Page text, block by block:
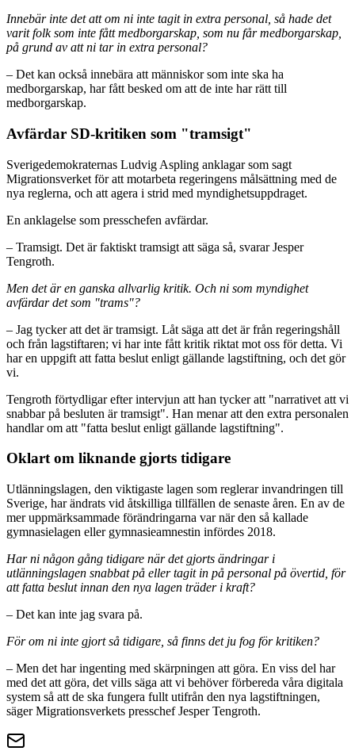
Innebär inte det att om ni inte tagit in extra personal, så hade det
varit folk som inte fått medborgarskap, som nu får medborgarskap,
på grund av att ni tar in extra personal?
– Det kan också innebära att människor som inte ska ha
medborgarskap, har fått besked om att de inte har rätt till
medborgarskap.
Avfärdar SD-kritiken som "tramsigt"
Sverigedemokraternas Ludvig Aspling anklagar som sagt
Migrationsverket för att motarbeta regeringens målsättning med de
nya reglerna, och att agera i strid med myndighetsuppdraget.
En anklagelse som presschefen avfärdar.
– Tramsigt. Det är faktiskt tramsigt att säga så, svarar Jesper
Tengroth.
Men det är en ganska allvarlig kritik. Och ni som myndighet
avfärdar det som "trams"?
– Jag tycker att det är tramsigt. Låt säga att det är från regeringshåll
och från lagstiftaren; vi har inte fått kritik riktat mot oss för detta. Vi
har en uppgift att fatta beslut enligt gällande lagstiftning, och det gör
vi.
Tengroth förtydligar efter intervjun att han tycker att "narrativet att vi
snabbar på besluten är tramsigt". Han menar att den extra personalen
handlar om att "fatta beslut enligt gällande lagstiftning".
Oklart om liknande gjorts tidigare
Utlänningslagen, den viktigaste lagen som reglerar invandringen till
Sverige, har ändrats vid åtskilliga tillfällen de senaste åren. En av de
mer uppmärksammade förändringarna var när den så kallade
gymnasielagen eller gymnasieamnestin infördes 2018.
Har ni någon gång tidigare när det gjorts ändringar i
utlänningslagen snabbat på eller tagit in på personal på övertid, för
att fatta beslut innan den nya lagen träder i kraft?
– Det kan inte jag svara på.
För om ni inte gjort så tidigare, så finns det ju fog för kritiken?
– Men det har ingenting med skärpningen att göra. En viss del har
med det att göra, det vills säga att vi behöver förbereda våra digitala
system så att de ska fungera fullt utifrån den nya lagstiftningen,
säger Migrationsverkets presschef Jesper Tengroth.